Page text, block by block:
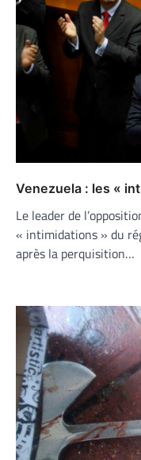
Venezuela : les «
Le leader de
« intimidations » du
après la perquisition…